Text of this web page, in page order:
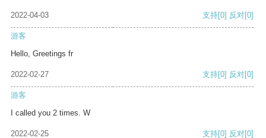
2022-04-03 支持[0] 反对[0]
游客
Hello, Greetings fr
2022-02-27 支持[0] 反对[0]
游客
I called you 2 times. W
2022-02-25 支持[0] 反对[0]